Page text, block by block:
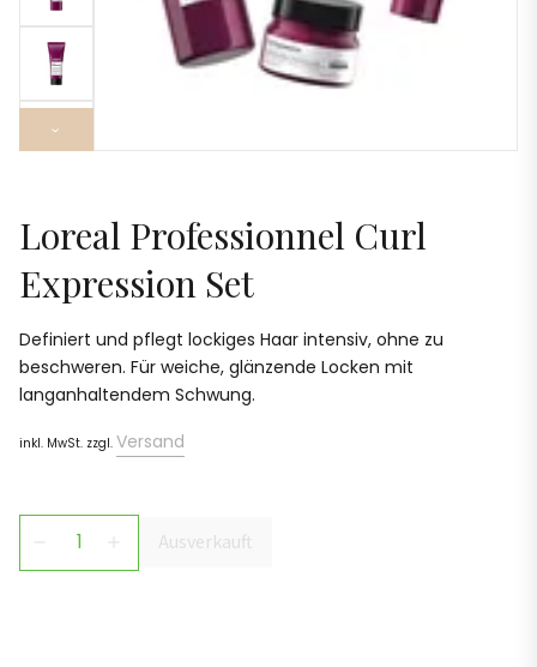
›
Loreal Professionnel Curl
Expression Set
Definiert und pflegt lockiges Haar intensiv, ohne zu
beschweren. Für weiche, glänzende Locken mit
langanhaltendem Schwung.
inkl. MwSt. zzgl. Versand
Ausverkauft